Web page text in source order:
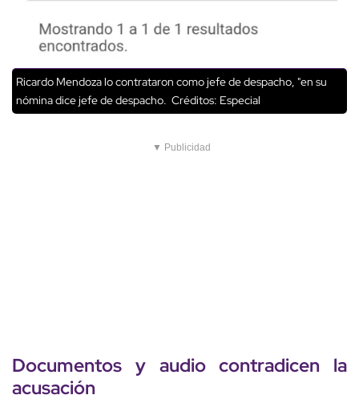
Ricardo Mendoza lo contrataron como jefe de despacho, "en su
nómina dice jefe de despacho. Créditos: Especial
▼ Publicidad
Documentos y audio contradicen la
acusación